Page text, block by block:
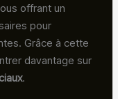
offrant un
pour
Grâce à cette
davantage sur
.